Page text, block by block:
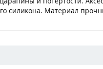
силикона. Материал